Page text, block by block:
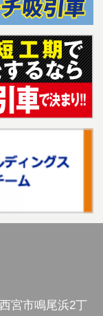
西宮市鳴尾浜2丁